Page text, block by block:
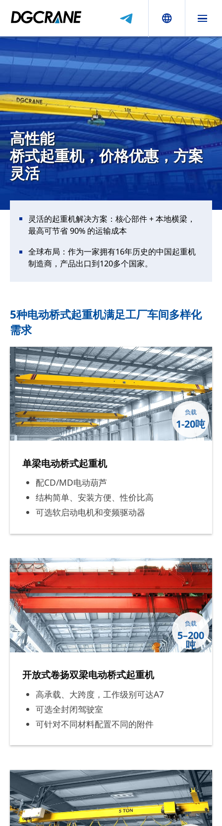
高性能
桥式起重机，价格优惠，方案
灵活
灵活的起重机解决方案：核心部件 + 本地横梁，
最高可节省 90% 的运输成本
全球布局：作为一家拥有16年历史的中国起重机
制造商，产品出口到120多个国家。
5种电动桥式起重机满足工厂车间多样化
需求
负载
1-20吨
单梁电动桥式起重机
配CD/MD电动葫芦
结构简单、安装方便、性价比高
可选软启动电机和变频驱动器
负载
5–200
吨
开放式卷扬双梁电动桥式起重机
高承载、大跨度，工作级别可达A7
可选全封闭驾驶室
可针对不同材料配置不同的附件